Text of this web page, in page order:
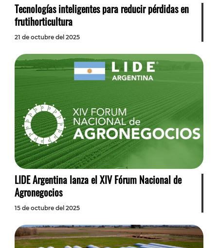
Tecnologías inteligentes para reducir pérdidas en
frutihorticultura
21 de octubre del 2025
LIDE Argentina lanza el XIV Fórum Nacional de
Agronegocios
15 de octubre del 2025